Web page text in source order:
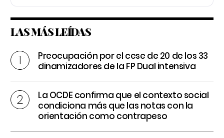
LAS MÁS LEÍDAS
Preocupación por el cese de 20 de los 33
dinamizadores de la FP Dual intensiva
La OCDE confirma que el contexto social
condiciona más que las notas con la
orientación como contrapeso